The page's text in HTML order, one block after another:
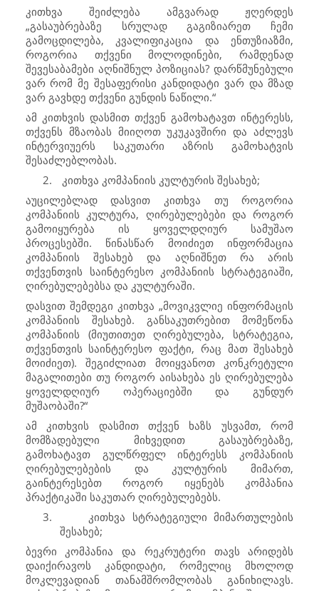
კითხვა შეიძლება ამგვარად ჟღერდეს
„გასაუბრებაზე სრულად გაგიზიარეთ ჩემი
გამოცდილება, კვალიფიკაცია და ენთუზიაზმი,
როგორია თქვენი მოლოდინები, რამდენად
შევესაბამები აღნიშნულ პოზიციას? დარწმუნებული
ვარ რომ მე შესაფერისი კანდიდატი ვარ და მზად
ვარ გავხდე თქვენი გუნდის ნაწილი.“
ამ კითხვის დასმით თქვენ გამოხატავთ ინტერესს,
თქვენს მზაობას მიიღოთ უკუკავშირი და აძლევს
ინტერვიუერს საკუთარი აზრის გამოხატვის
შესაძლებლობას.
2.
კითხვა კომპანიის კულტურის შესახებ;
აუცილებლად დასვით კითხვა თუ როგორია
კომპანიის კულტურა, ღირებულებები და როგორ
გამოიყურება ის ყოველდღიურ სამუშაო
პროცესებში. წინასწარ მოიძიეთ ინფორმაცია
კომპანიის შესახებ და აღნიშნეთ რა არის
თქვენთვის საინტერესო კომპანიის სტრატეგიაში,
ღირებულებებსა და კულტურაში.
დასვით შემდეგი კითხვა „მოვიკვლიე ინფორმაცის
კომპანიის შესახებ. განსაკუთრებით მომეწონა
კომპანიის (მიუთითეთ ღირებულება, სტრატეგია,
თქვენთვის საინტერესო ფაქტი, რაც მათ შესახებ
მოიძიეთ). შეგიძლიათ მოიყვანოთ კონკრეტული
მაგალითები თუ როგორ აისახება ეს ღირებულება
ყოველდღიურ ოპერაციებში და გუნდურ
მუშაობაში?“
ამ კითხვის დასმით თქვენ ხაზს უსვამთ, რომ
მომზადებული მიხვედით გასაუბრებაზე,
გამოხატავთ გულწრფელ ინტერესს კომპანიის
ღირებულებების და კულტურის მიმართ,
გაინტერესებთ როგორ იყენებს კომპანია
პრაქტიკაში საკუთარ ღირებულებებს.
3.
კითხვა სტრატეგიული მიმართულების
შესახებ;
ბევრი კომპანია და რეკრუტერი თავს არიდებს
დაიქირავოს კანდიდატი, რომელიც მხოლოდ
მოკლევადიან თანამშრომლობას განიხილავს.